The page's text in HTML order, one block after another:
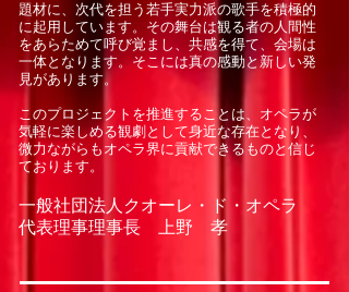
題材に、次代を担う若手実力派の歌手を積極的
に起用しています。その舞台は観る者の人間性
をあらためて呼び覚まし、共感を得て、会場は
一体となります。そこには真の感動と新しい発
見があります。
このプロジェクトを推進することは、オペラが
気軽に楽しめる観劇として身近な存在となり、
微力ながらもオペラ界に貢献できるものと信じ
ております。
一般社団法人クオーレ・ド・オペラ
​代表理事理事長 上野 孝